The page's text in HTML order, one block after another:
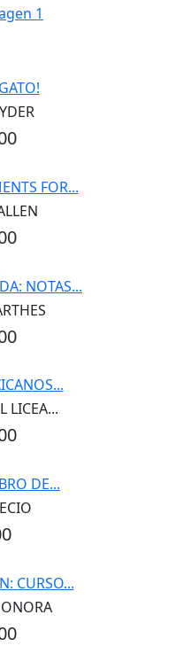
FOR...
NOTAS...
LICEA...
DE...
CURSO...